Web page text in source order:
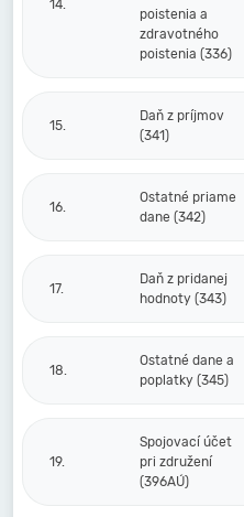
14.
poistenia a
zdravotného
poistenia (336)
15.
Daň z príjmov
(341)
16.
Ostatné priame
dane (342)
17.
Daň z pridanej
hodnoty (343)
18.
Ostatné dane a
poplatky (345)
19.
Spojovací účet
pri združení
(396AÚ)